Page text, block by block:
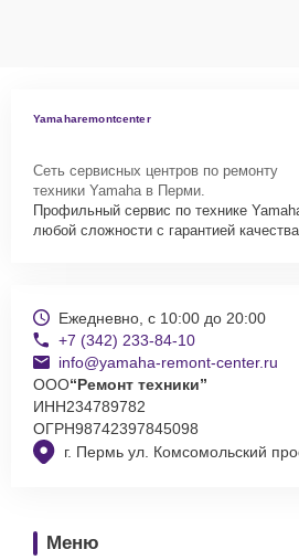
Yamaharemontcenter
Сеть сервисных центров по ремонту
техники Yamaha в Перми.
Профильный сервис по технике
любой сложности с гарантией качества.
г. Пермь ул. Комсомольский
Ежедневно, с 10:00 до 20:00
+7 (342) 233-84-10
info@yamaha-remont-center.ru
ООО“Ремонт техники”
ИНН234789782
ОГРН98742397845098
Меню